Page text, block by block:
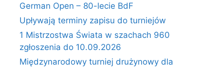
German Open – 80-lecie BdF
Upływają terminy zapisu do turniejów
1 Mistrzostwa Świata w szachach 960
zgłoszenia do 10.09.2026
Międzynarodowy turniej drużynowy dla